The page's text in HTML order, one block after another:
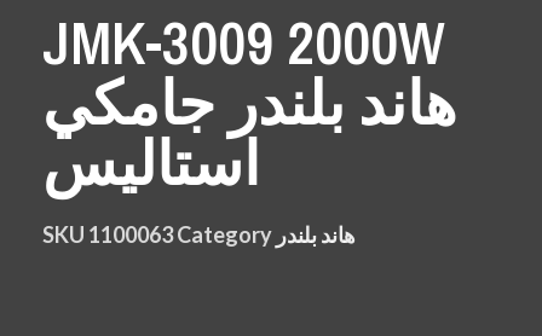
JMK-3009 2000W
هاند بلندر جامكي
استاليس
SKU 1100063Category هاند بلندر